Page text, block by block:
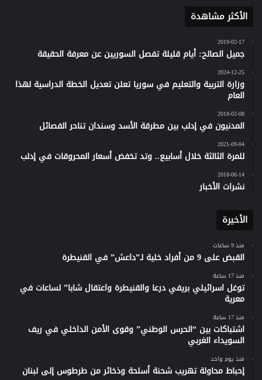
الأكثر مشاهدة
2019-02-17
جميل الصالح: أيام قليلة تفصل السوريين عن معرفة الحقيقة
2024-12-25
وزارة التربية والتعليم في سوريا تعلن تعديل الخطة الدراسية لهذا
العام
2018-02-08
المدنيون في إدلب بين مطرقة الأسد وسندان تناحر الفصائل
2021-09-04
للمرة الثالثة خلال أسابيع.. وتد تخفض أسعار المحروقات في إدلب
2018-06-14
نشرات الأخبار
الأخيرة
منذ 9 ساعات
القبض على 9 من أفراد خلية لـ”داعش” في القنيطرة
منذ 17 ساعة
توغل اسرائيلي بريفي درعا والقنيطرة واعتقال شابا” لساعات في
معرية
منذ 17 ساعة
اشتباكات بين “الحرس الوطني” وقوى الأمن الداخلي في ريف
السويداء الغربي
منذ يوم واحد
إحباط محاولة تهريب شحنة أسلحة وذخائر من طرطوس إلى لبنان